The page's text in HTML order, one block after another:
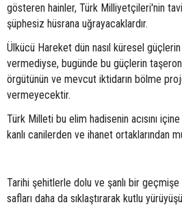
gösteren hainler, Türk Milliyetçileri'nin
şüphesiz hüsrana uğrayacaklardır.
Ülkücü Hareket dün nasıl küresel
vermediyse, bugünde bu güçlerin
örgütünün ve mevcut iktidarın bölme
vermeyecektir.
Türk Milleti bu elim hadisenin acısını
kanlı canilerden ve ihanet ortaklarından
Tarihi şehitlerle dolu ve şanlı bir
safları daha da sıklaştırarak kutlu